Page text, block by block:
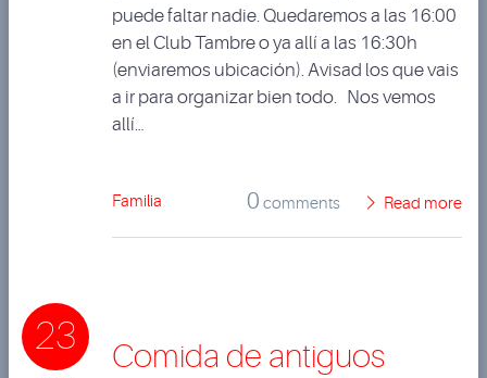
puede faltar nadie. Quedaremos a las 16:00
en el Club Tambre o ya allí a las 16:30h
(enviaremos ubicación). Avisad los que vais
a ir para organizar bien todo. Nos vemos
allí…
Familia 0 comments Read more
23
Comida de antiguos